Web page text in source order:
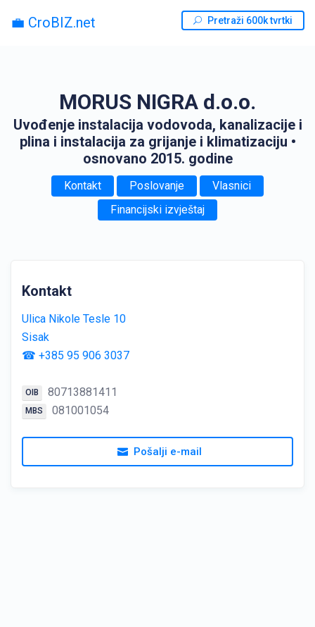
💼 CroBIZ.net Pretraži 600k tvrtki
MORUS NIGRA d.o.o.
Uvođenje instalacija vodovoda, kanalizacije i
plina i instalacija za grijanje i klimatizaciju •
osnovano 2015. godine
Kontakt Poslovanje
Vlasnici
Financijski izvještaj
Kontakt
Ulica Nikole Tesle 10
Sisak
☎ +385 95 906 3037
OIB 80713881411
MBS 081001054
Pošalji e-mail